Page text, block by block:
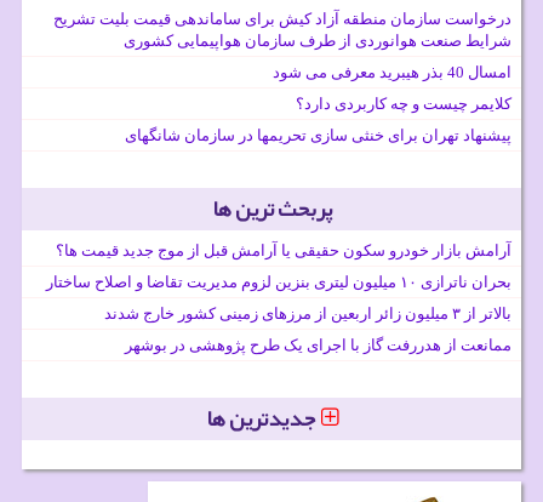
درخواست سازمان منطقه آزاد کیش برای ساماندهی قیمت بلیت تشریح
شرایط صنعت هوانوردی از طرف سازمان هواپیمایی کشوری
امسال 40 بذر هیبرید معرفی می شود
کلایمر چیست و چه کاربردی دارد؟
پیشنهاد تهران برای خنثی سازی تحریمها در سازمان شانگهای
پربحث ترین ها
آرامش بازار خودرو سکون حقیقی یا آرامش قبل از موج جدید قیمت ها؟
بحران ناترازی ۱۰ میلیون لیتری بنزین لزوم مدیریت تقاضا و اصلاح ساختار
بالاتر از ۳ میلیون زائر اربعین از مرزهای زمینی کشور خارج شدند
ممانعت از هدررفت گاز با اجرای یک طرح پژوهشی در بوشهر
جدیدترین ها